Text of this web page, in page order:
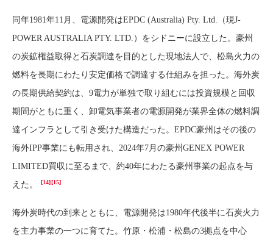
同年1981年11月、電源開発はEPDC (Australia) Pty. Ltd.（現J-
POWER AUSTRALIA PTY. LTD.）をシドニーに設立した。豪州
の炭鉱権益取得と石炭調達を目的とした現地法人で、松島火力の
燃料を長期にわたり安定価格で調達する仕組みを担った。海外炭
の長期供給契約は、9電力が単独で取り組むには投資規模と回収
期間がともに重く、卸電気事業者の電源開発が業界全体の燃料調
達インフラとして引き受けた構造だった。EPDC豪州はその後の
海外IPP事業にも転用され、2024年7月の豪州GENEX POWER
LIMITED買収に至るまで、約40年にわたる豪州事業の起点を与
えた。
[14][15]
海外炭時代の到来とともに、電源開発は1980年代後半に石炭火力
を主力事業の一つに育てた。竹原・松浦・松島の3拠点を中心